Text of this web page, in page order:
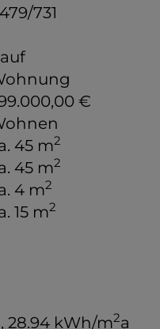
731
€
45 m2
45 m2
4 m2
15 m2
28.94 kWh/m2a